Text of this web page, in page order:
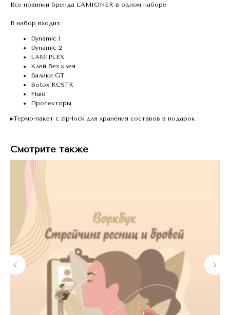
Все новинки бренда LAMIONER в одном наборе
В набор входит:
Dynamic 1
Dynamic 2
LAMIPLEX
Клей без клея
Валики GT
Botox RCSTR
Fluid
Протекторы
▸Термо-пакет с zip-lock для хранения составов в подарок
Смотрите также